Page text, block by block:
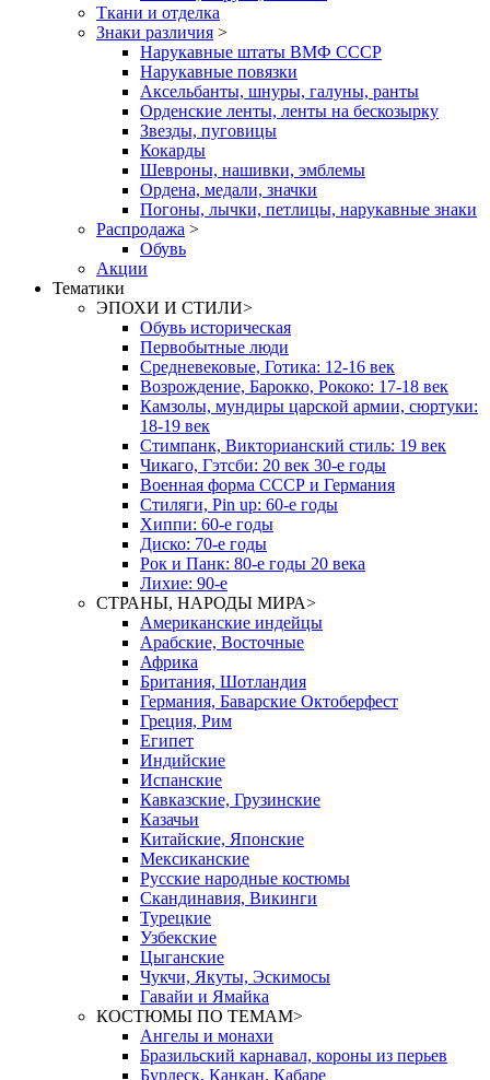
Ткани и отделка
Знаки различия >
Нарукавные штаты ВМФ СССР
Нарукавные повязки
Аксельбанты, шнуры, галуны, ранты
Орденские ленты, ленты на бескозырку
Звезды, пуговицы
Кокарды
Шевроны, нашивки, эмблемы
Ордена, медали, значки
Погоны, лычки, петлицы, нарукавные знаки
Распродажа >
Обувь
Акции
Тематики
ЭПОХИ И СТИЛИ>
Обувь историческая
Первобытные люди
Средневековые, Готика: 12-16 век
Возрождение, Барокко, Рококо: 17-18 век
Камзолы, мундиры царской армии, сюртуки:
18-19 век
Стимпанк, Викторианский стиль: 19 век
Чикаго, Гэтсби: 20 век 30-е годы
Военная форма СССР и Германия
Стиляги, Pin up: 60-е годы
Хиппи: 60-е годы
Диско: 70-е годы
Рок и Панк: 80-е годы 20 века
Лихие: 90-е
СТРАНЫ, НАРОДЫ МИРА>
Американские индейцы
Арабские, Восточные
Африка
Британия, Шотландия
Германия, Баварские Октоберфест
Греция, Рим
Египет
Индийские
Испанские
Кавказские, Грузинские
Казачьи
Китайские, Японские
Мексиканские
Русские народные костюмы
Скандинавия, Викинги
Турецкие
Узбекские
Цыганские
Чукчи, Якуты, Эскимосы
Гавайи и Ямайка
КОСТЮМЫ ПО ТЕМАМ>
Ангелы и монахи
Бразильский карнавал, короны из перьев
Бурлеск, Канкан, Кабаре